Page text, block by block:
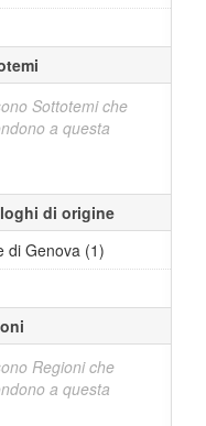
Sottotemi che
a questa
di origine
di Genova (1)
Regioni che
a questa